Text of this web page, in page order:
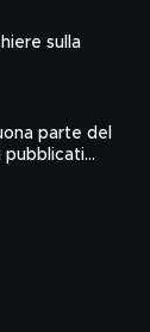
sulla
parte del
pubblicati